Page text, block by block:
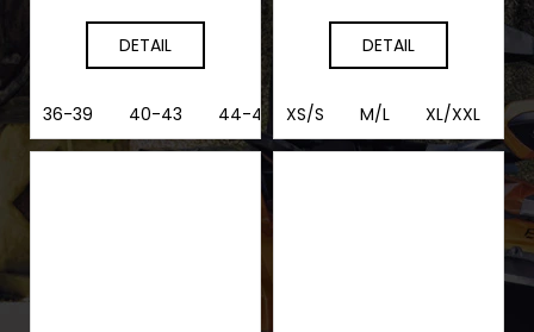
DETAIL
36-39 40-43 44-47
DETAIL
XS/S M/L XL/XXL